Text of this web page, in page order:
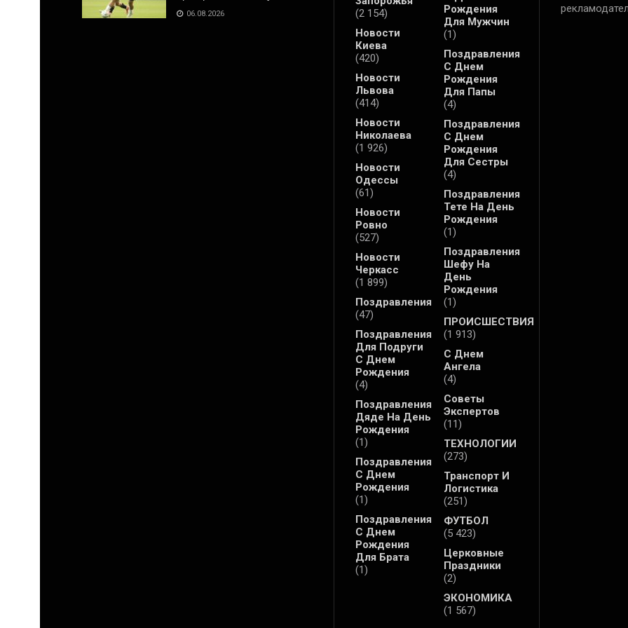
06.08.2026
(2 154)
Новости
Киева
(420)
Новости
Львова
(414)
Новости
Николаева
(1 926)
Новости
Одессы
(61)
Новости
Ровно
(527)
Новости
Черкасс
(1 899)
Поздравления
(47)
Поздравления
Для Подруги
С Днем
Рождения
(4)
Поздравления
Дяде На День
Рождения
(1)
Поздравления
С Днем
Рождения
(1)
Поздравления
С Днем
Рождения
Для Брата
(1)
Рождения
Для Мужчин
(1)
Поздравления
С Днем
Рождения
Для Папы
(4)
Поздравления
С Днем
Рождения
Для Сестры
(4)
Поздравления
Тете На День
Рождения
(1)
Поздравления
Шефу На
День
Рождения
(1)
ПРОИСШЕСТВИЯ
(1 913)
С Днем
Ангела
(4)
Советы
Экспертов
(11)
ТЕХНОЛОГИИ
(273)
Транспорт И
Логистика
(251)
ФУТБОЛ
(5 423)
Церковные
Праздники
(2)
ЭКОНОМИКА
(1 567)